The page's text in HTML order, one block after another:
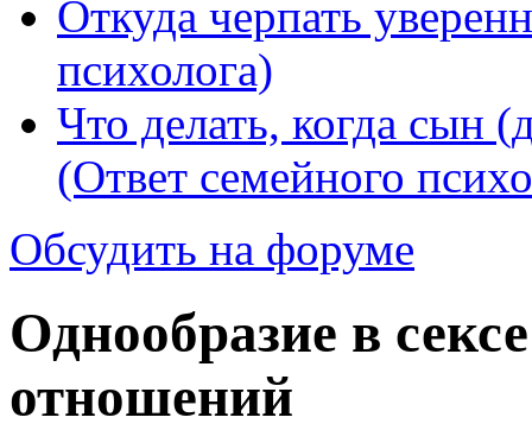
Откуда черпать
психолога)
Что делать, когда сын
(Ответ семейного
Обсудить на форуме
Однообразие в
отношений